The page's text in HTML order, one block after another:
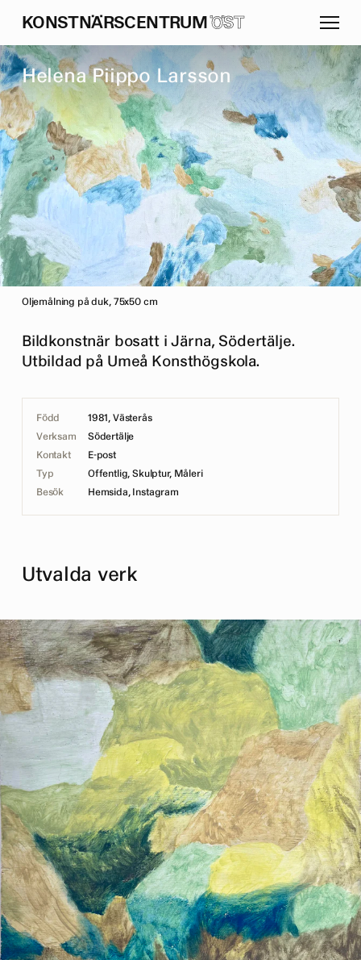
KONSTNÄRSCENTRUMÖST
Helena Piippo Larsson
Oljemålning på duk, 75x50 cm
Bildkonstnär bosatt i Järna, Södertälje.
Utbildad på Umeå Konsthögskola.
Född
1981, Västerås
Verksam
Södertälje
Kontakt
E-post
Typ
Offentlig, Skulptur, Måleri
Besök
Hemsida, Instagram
Utvalda verk